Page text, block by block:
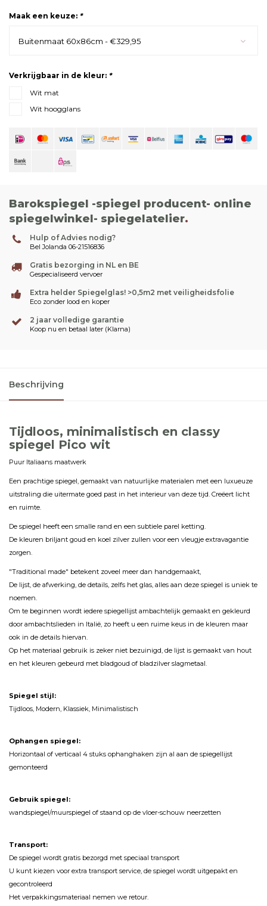
Maak een keuze: *
Buitenmaat 60x86cm - €329,95
Verkrijgbaar in de kleur: *
Wit mat
Wit hoogglans
Barokspiegel -spiegel producent- online
spiegelwinkel- spiegelatelier.
Hulp of Advies nodig?
Bel Jolanda 06-21516836
Gratis bezorging in NL en BE
Gespecialiseerd vervoer
Extra helder Spiegelglas! >0,5m2 met veiligheidsfolie
Eco zonder lood en koper
2 jaar volledige garantie
Koop nu en betaal later (Klarna)
Beschrijving
Tijdloos, minimalistisch en classy
spiegel Pico wit
Puur Italiaans maatwerk
Een prachtige spiegel, gemaakt van natuurlijke materialen met een luxueuze
uitstraling die uitermate goed past in het interieur van deze tijd. Creëert licht
en ruimte.
De spiegel heeft een smalle rand en een subtiele parel ketting.
De kleuren briljant goud en koel zilver zullen voor een vleugje extravagantie
zorgen.
"Traditional made" betekent zoveel meer dan handgemaakt,
De lijst, de afwerking, de details, zelfs het glas, alles aan deze spiegel is uniek te
noemen.
Om te beginnen wordt iedere spiegellijst ambachtelijk gemaakt en gekleurd
door ambachtslieden in Italië, zo heeft u een ruime keus in de kleuren maar
ook in de details hiervan.
Op het materiaal gebruik is zeker niet bezuinigd, de lijst is gemaakt van hout
en het kleuren gebeurd met bladgoud of bladzilver slagmetaal.
Spiegel stijl:
Tijdloos, Modern, Klassiek, Minimalistisch
Ophangen spiegel:
Horizontaal of verticaal 4 stuks ophanghaken zijn al aan de spiegellijst
gemonteerd
Gebruik spiegel:
wandspiegel/muurspiegel of staand op de vloer-schouw neerzetten
Transport:
De spiegel wordt gratis bezorgd met speciaal transport
U kunt kiezen voor extra transport service, de spiegel wordt uitgepakt en
gecontroleerd
Het verpakkingsmateriaal nemen we retour.